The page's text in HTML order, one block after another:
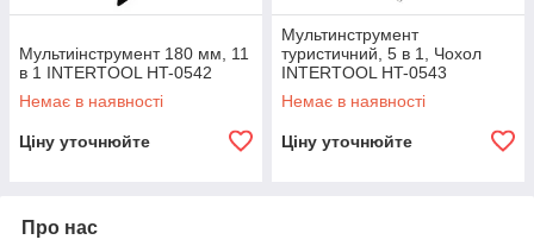
Мультиінструмент 180 мм, 11
в 1 INTERTOOL HT-0542
Немає в наявності
Ціну уточнюйте
Мультинструмент
туристичний, 5 в 1, Чохол
INTERTOOL HT-0543
Немає в наявності
Ціну уточнюйте
Про нас